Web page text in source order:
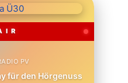
PV
für den Hörgenuss